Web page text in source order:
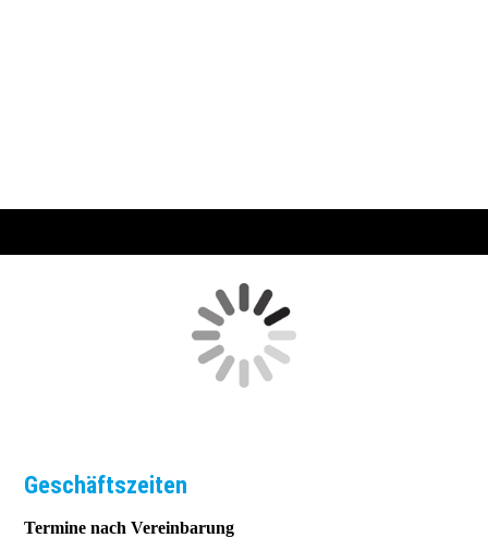
Geschäftszeiten
Termine nach Vereinbarung